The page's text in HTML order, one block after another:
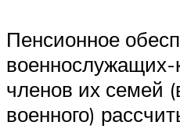
Пенсионное
военнослужащих-
членов их семей
военного)